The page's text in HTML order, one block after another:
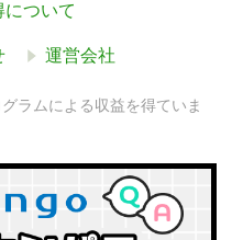
ついて
運営会社
ラムによる収益を得ていま